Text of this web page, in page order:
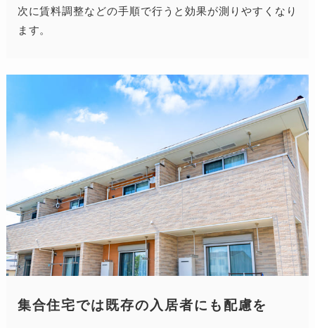
次に賃料調整などの手順で行うと効果が測りやすくなり
ます。
集合住宅では既存の入居者にも配慮を